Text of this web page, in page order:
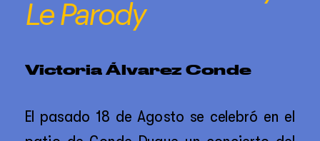
Le Parody
Victoria Álvarez Conde
El pasado 18 de Agosto se celebró en el